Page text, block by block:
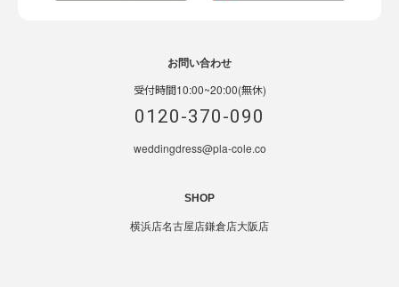
お問い合わせ
受付時間10:00~20:00(無休)
0120-370-090
weddingdress@pla-cole.co
SHOP
横浜店名古屋店鎌倉店大阪店